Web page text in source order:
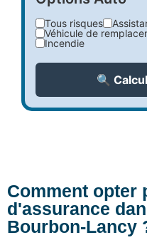
Tous risques
Véhicule de
Incendie
🔍
Comment opter
d'assurance
Bourbon-Lancy